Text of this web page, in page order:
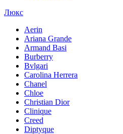
Люкс
Aerin
Ariana Grande
Armand Basi
Burberry
Bvlgari
Carolina Herrera
Chanel
Chloe
Christian Dior
Clinique
Creed
Diptyque